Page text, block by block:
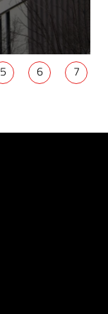
5 6
7